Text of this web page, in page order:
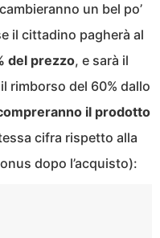
un bel po’
il cittadino pagherà al
del prezzo, e sarà il
rimborso del 60% dallo
il prodotto
cifra rispetto alla
dopo l’acquisto):